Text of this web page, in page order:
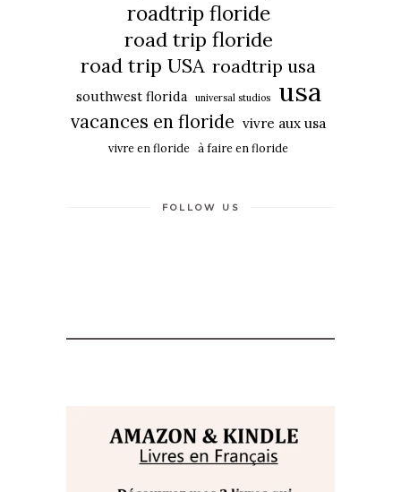
roadtrip floride
road trip floride
road trip USA roadtrip usa
southwest florida universal studios usa
vacances en floride vivre aux usa
vivre en floride à faire en floride
FOLLOW US